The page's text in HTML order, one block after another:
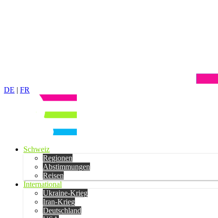
DE | FR
Schweiz
Regionen
Abstimmungen
Reisen
International
Ukraine-Krieg
Iran-Krieg
Deutschland